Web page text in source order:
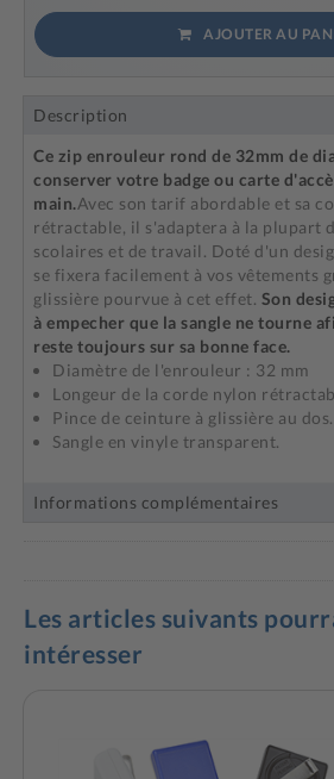
AJOUTER AU
Description
Ce zip enrouleur rond de 32mm de
conserver votre badge ou carte
main.Avec son tarif abordable et sa
rétractable, il s'adaptera à la plupart
scolaires et de travail. Doté d'un
se fixera facilement à vos vêtements
glissière pourvue à cet effet. Son
à empecher que la sangle ne tourne
reste toujours sur sa bonne face.
Diamètre de l'enrouleur : 32 mm
Longeur de la corde nylon
Pince de ceinture à glissière au dos.
Sangle en vinyle transparent.
Informations complémentaires
Les articles suivants
intéresser